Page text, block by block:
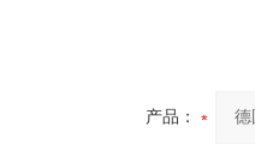
产品：